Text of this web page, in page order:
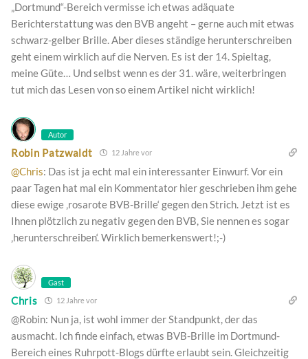
„Dortmund“-Bereich vermisse ich etwas adäquate
Berichterstattung was den BVB angeht – gerne auch mit etwas
schwarz-gelber Brille. Aber dieses ständige herunterschreiben
geht einem wirklich auf die Nerven. Es ist der 14. Spieltag,
meine Güte… Und selbst wenn es der 31. wäre, weiterbringen
tut mich das Lesen von so einem Artikel nicht wirklich!
Autor
Robin Patzwaldt 12 Jahre vor
@Chris: Das ist ja echt mal ein interessanter Einwurf. Vor ein
paar Tagen hat mal ein Kommentator hier geschrieben ihm gehe
diese ewige ‚rosarote BVB-Brille‘ gegen den Strich. Jetzt ist es
Ihnen plötzlich zu negativ gegen den BVB, Sie nennen es sogar
‚herunterschreiben‘. Wirklich bemerkenswert!;-)
Gast
Chris 12 Jahre vor
@Robin: Nun ja, ist wohl immer der Standpunkt, der das
ausmacht. Ich finde einfach, etwas BVB-Brille im Dortmund-
Bereich eines Ruhrpott-Blogs dürfte erlaubt sein. Gleichzeitig